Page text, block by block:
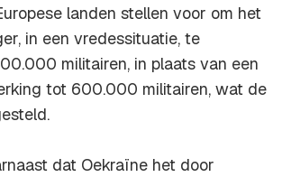
landen stellen voor om het
in een vredessituatie, te
militairen, in plaats van een
tot 600.000 militairen, wat de
dat Oekraïne het door